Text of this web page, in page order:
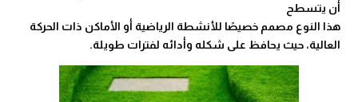
أن يتسطح
هذا النوع مصمم خصيصًا للأنشطة الرياضية أو الأماكن ذات الحركة
العالية، حيث يحافظ على شكله وأدائه لفترات طويلة.